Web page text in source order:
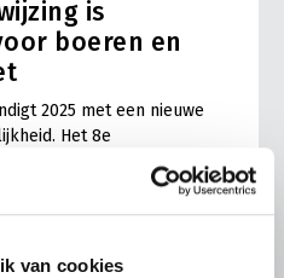
van cookies
is
boeren en
2025 met een nieuwe
Het 8e
is vorige week door de
kwam daar het
Commissie het